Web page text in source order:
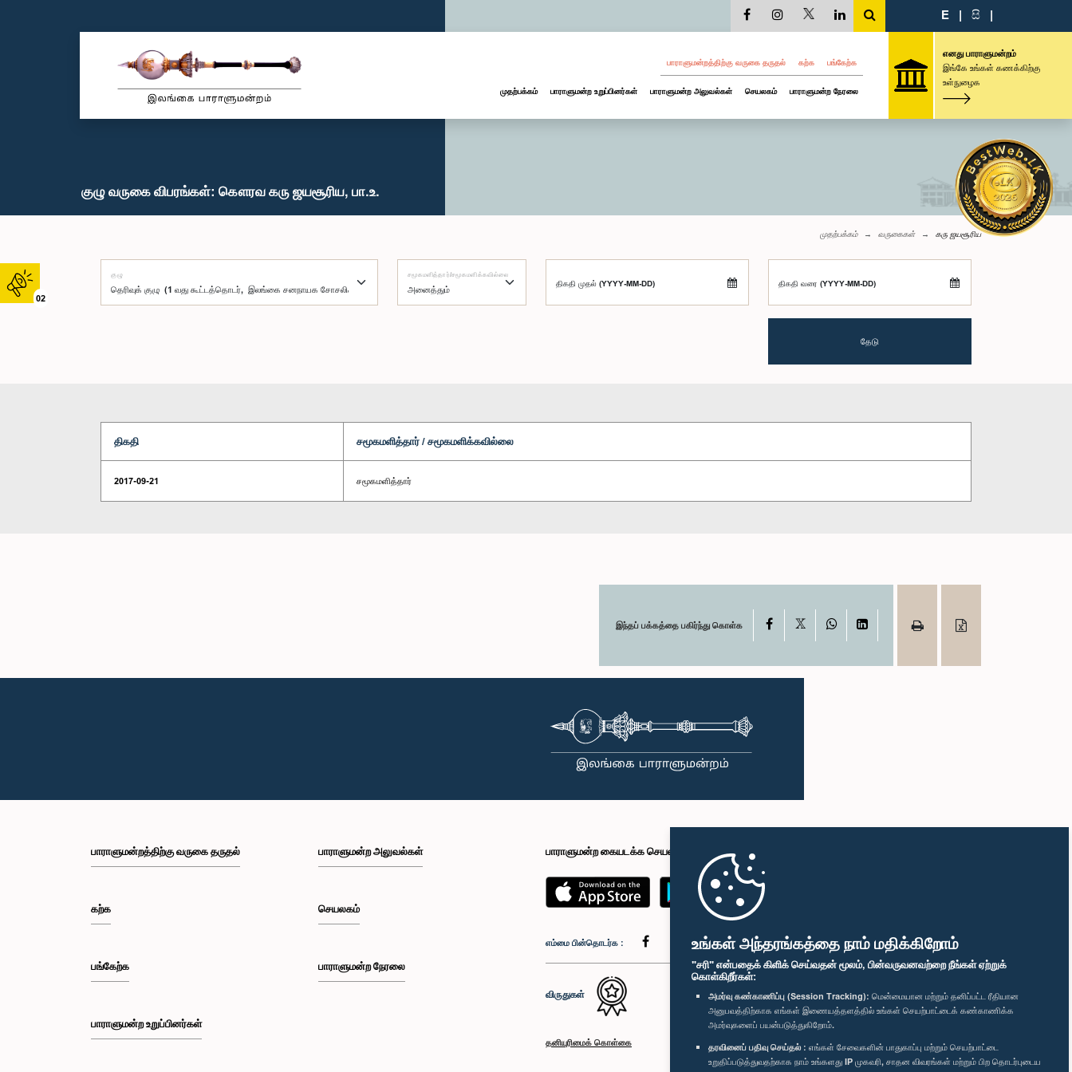
உங்கள் அந்தரங்கத்தை நாம் மதிக்கிறோம்
"சரி" என்பதைக் கிளிக் செய்வதன் மூலம், பின்வருவனவற்றை நீங்கள் ஏற்றுக்
கொள்கிறீர்கள்:
அமர்வு கண்காணிப்பு (Session Tracking): மென்மையான மற்றும் தனிப்பட்ட ரீதியான
அனுபவத்திற்காக எங்கள் இணையத்தளத்தில் உங்கள் செயற்பாட்டைக் கண்காணிக்க
அமர்வுகளைப் பயன்படுத்துகிறோம்.
தரவினைப் பதிவு செய்தல் : எங்கள் சேவைகளின் பாதுகாப்பு மற்றும் செயற்பாட்டை
உறுதிப்படுத்துவதற்காக நாம் உங்களது IP முகவரி, சாதன விவரங்கள் மற்றும் பிற தொடர்புடைய
02
E | සි |
பாராளுமன்றத்திற்கு வருகை தருதல் கற்க பங்கேற்க
முதற்பக்கம் பாராளுமன்ற உறுப்பினர்கள் பாராளுமன்ற அலுவல்கள் செயலகம் பாராளுமன்ற நேரலை
எனது பாராளுமன்றம்
இங்கே உங்கள் கணக்கிற்கு
உள்நுழைக
குழு வருகை விபரங்கள்: கௌரவ கரு ஜயசூரிய, பா.உ.
முதற்பக்கம் வருகைகள் கரு ஜயசூரிய
குழு சமூகமளித்தார்/சமூகமளிக்கவில்லை
திகதி முதல் (YYYY-MM-DD) திகதி வரை (YYYY-MM-DD)
தேடு
திகதி சமூகமளித்தார் / சமூகமளிக்கவில்லை
2017-09-21 சமூகமளித்தார்
இந்தப் பக்கத்தை பகிர்ந்து கொள்க Facebook WhatsAppLinkedIn
பாராளுமன்றத்திற்கு வருகை தருதல்
கற்க
பங்கேற்க
பாராளுமன்ற உறுப்பினர்கள்
பாராளுமன்ற அலுவல்கள்
செயலகம்
பாராளுமன்ற நேரலை
பாராளுமன்ற கையடக்க செயலி
எம்மை பின்தொடர்க :
விருதுகள்
தனியுரிமைக் கொள்கை